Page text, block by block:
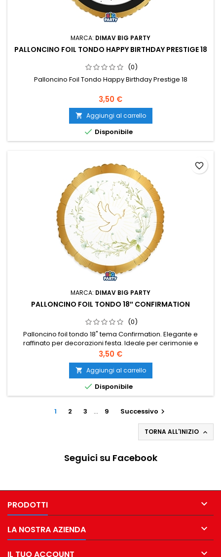
MARCA: DIMAV BIG PARTY
PALLONCINO FOIL TONDO HAPPY BIRTHDAY PRESTIGE 18
(0)
Palloncino Foil Tondo Happy Birthday Prestige 18
Prezzo
3,50 €
 Aggiungi al carrello
 Disponibile
MARCA: DIMAV BIG PARTY
PALLONCINO FOIL TONDO 18″ CONFIRMATION
(0)
Palloncino foil tondo 18" tema Confirmation. Elegante e
raffinato per decorazioni festa. Ideale per cerimonie e
allestimenti coordinati. Perfetto per fotografie e party
speciali.
Prezzo
3,50 €
 Aggiungi al carrello
 Disponibile
favorite_border
1 2 3 … 9 Successivo 
TORNA ALL'INIZIO 
Seguici su Facebook
PRODOTTI 
LA NOSTRA AZIENDA 
IL TUO ACCOUNT 